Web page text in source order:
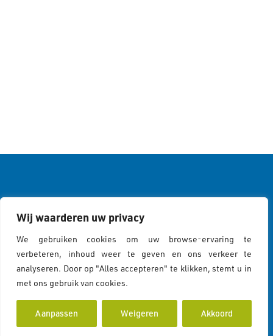
Wij waarderen uw privacy
We gebruiken cookies om uw browse-ervaring te
verbeteren, inhoud weer te geven en ons verkeer te
analyseren. Door op "Alles accepteren" te klikken, stemt u in
met ons gebruik van cookies.
Aanpassen Weigeren Akkoord
kennis zijn zich bewust van Allah." (35:28)
Cookies & Privacy
Cookies Policy